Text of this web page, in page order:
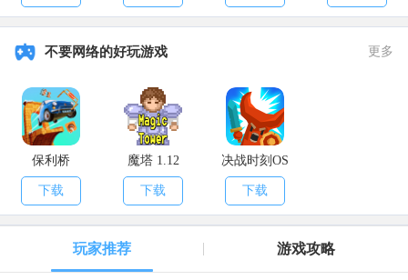
不要网络的好玩游戏 更多
保利桥
下载
魔塔 1.12
下载
决战时刻OS
下载
玩家推荐 游戏攻略